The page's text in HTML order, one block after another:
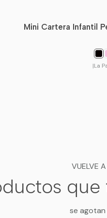
Mini Cartera Infantil
|La
VUELVE
que
se